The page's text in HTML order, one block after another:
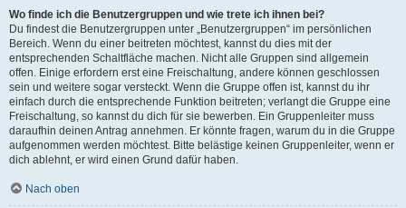
Wo finde ich die Benutzergruppen und wie trete ich ihnen bei?
Du findest die Benutzergruppen unter „Benutzergruppen“ im persönlichen
Bereich. Wenn du einer beitreten möchtest, kannst du dies mit der
entsprechenden Schaltfläche machen. Nicht alle Gruppen sind allgemein
offen. Einige erfordern erst eine Freischaltung, andere können geschlossen
sein und weitere sogar versteckt. Wenn die Gruppe offen ist, kannst du ihr
einfach durch die entsprechende Funktion beitreten; verlangt die Gruppe eine
Freischaltung, so kannst du dich für sie bewerben. Ein Gruppenleiter muss
daraufhin deinen Antrag annehmen. Er könnte fragen, warum du in die Gruppe
aufgenommen werden möchtest. Bitte belästige keinen Gruppenleiter, wenn er
dich ablehnt, er wird einen Grund dafür haben.
Nach oben